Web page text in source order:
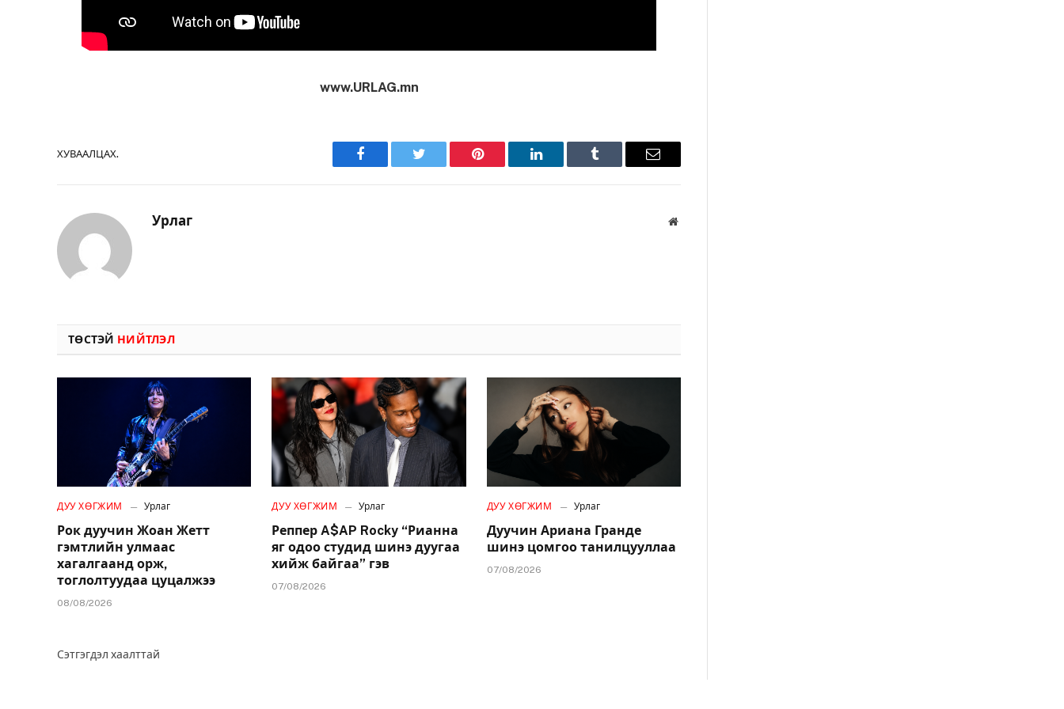
www.URLAG.mn
ХУВААЛЦАХ.
Facebook Twitter Pinterest LinkedIn Tumblr Имэйл
Урлаг Вэбсайт
ТӨСТЭЙ НИЙТЛЭЛ
ДУУ ХӨГЖИМ Урлаг
Рок дуучин Жоан Жетт
гэмтлийн улмаас
хагалгаанд орж,
тоглолтуудаа цуцалжээ
08/08/2026
ДУУ ХӨГЖИМ Урлаг
Реппер A$AP Rocky “Рианна
яг одоо студид шинэ дуугаа
хийж байгаа” гэв
07/08/2026
ДУУ ХӨГЖИМ Урлаг
Дуучин Ариана Гранде
шинэ цомгоо танилцууллаа
07/08/2026
Сэтгэгдэл хаалттай